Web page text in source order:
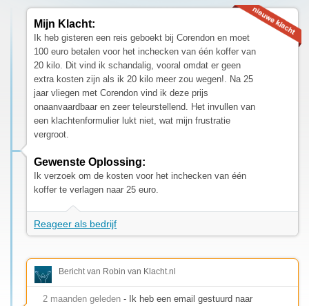
Mijn Klacht:
Ik heb gisteren een reis geboekt bij Corendon en moet
100 euro betalen voor het inchecken van één koffer van
20 kilo. Dit vind ik schandalig, vooral omdat er geen
extra kosten zijn als ik 20 kilo meer zou wegen!. Na 25
jaar vliegen met Corendon vind ik deze prijs
onaanvaardbaar en zeer teleurstellend. Het invullen van
een klachtenformulier lukt niet, wat mijn frustratie
vergroot.
Gewenste Oplossing:
Ik verzoek om de kosten voor het inchecken van één
koffer te verlagen naar 25 euro.
Reageer als bedrijf
Bericht van Robin van Klacht.nl
2 maanden geleden - Ik heb een email gestuurd naar